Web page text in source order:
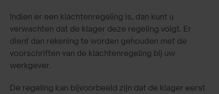
Indien er een klachtenregeling is, dan kunt u
verwachten dat de klager deze regeling volgt. Er
dient dan rekening te worden gehouden met de
voorschriften van de klachtenregeling bij uw
werkgever.
De regeling kan bijvoorbeeld zijn dat de klager eerst